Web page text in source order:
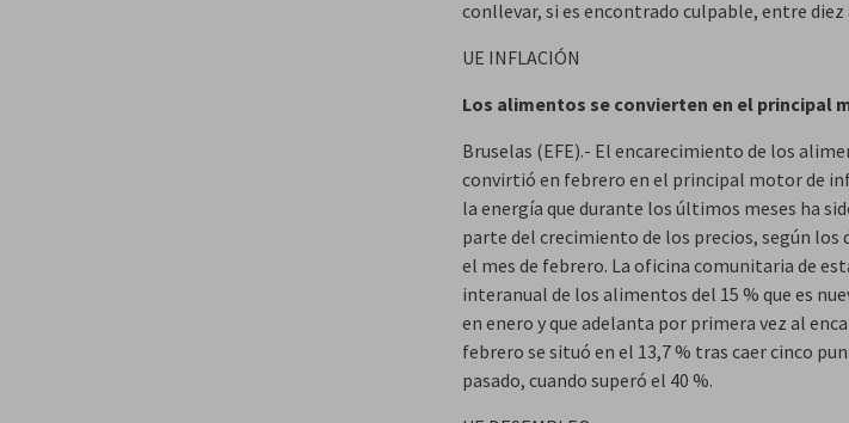
conllevar, si es encontrado culpable, entre diez
UE INFLACIÓN
Los alimentos se convierten en el principal
Bruselas (EFE).- El encarecimiento de los
convirtió en febrero en el principal motor de
la energía que durante los últimos meses ha
parte del crecimiento de los precios, según
el mes de febrero. La oficina comunitaria de
interanual de los alimentos del 15 % que es
en enero y que adelanta por primera vez al
febrero se situó en el 13,7 % tras caer cinco
pasado, cuando superó el 40 %.